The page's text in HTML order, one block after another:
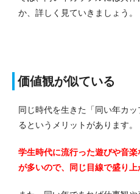
か、詳しく見ていきましょう。
価値観が似ている
同じ時代を生きた「同い年カ
るというメリットがあります。
学生時代に流行った遊びや音
が多いので、同じ目線で盛り上